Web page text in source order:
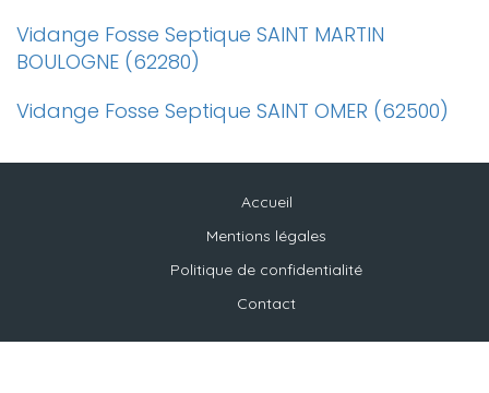
Vidange Fosse Septique SAINT MARTIN
BOULOGNE (62280)
Vidange Fosse Septique SAINT OMER (62500)
Accueil
Mentions légales
Politique de confidentialité
Contact